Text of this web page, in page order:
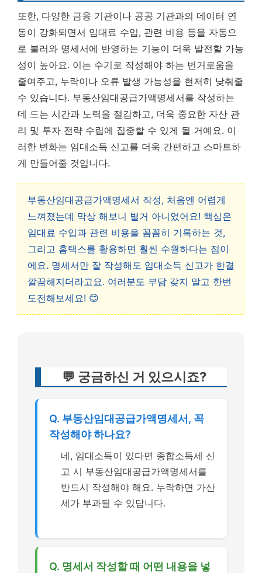
또한, 다양한 금융 기관이나 공공 기관과의 데이터 연
동이 강화되면서 임대료 수입, 관련 비용 등을 자동으
로 불러와 명세서에 반영하는 기능이 더욱 발전할 가능
성이 높아요. 이는 수기로 작성해야 하는 번거로움을
줄여주고, 누락이나 오류 발생 가능성을 현저히 낮춰줄
수 있습니다. 부동산임대공급가액명세서를 작성하는
데 드는 시간과 노력을 절감하고, 더욱 중요한 자산 관
리 및 투자 전략 수립에 집중할 수 있게 될 거예요. 이
러한 변화는 임대소득 신고를 더욱 간편하고 스마트하
게 만들어줄 것입니다.
부동산임대공급가액명세서 작성, 처음엔 어렵게
느껴졌는데 막상 해보니 별거 아니었어요! 핵심은
임대료 수입과 관련 비용을 꼼꼼히 기록하는 것,
그리고 홈택스를 활용하면 훨씬 수월하다는 점이
에요. 명세서만 잘 작성해도 임대소득 신고가 한결
깔끔해지더라고요. 여러분도 부담 갖지 말고 한번
도전해보세요! 😊
💬 궁금하신 거 있으시죠?
Q. 부동산임대공급가액명세서, 꼭
작성해야 하나요?
네, 임대소득이 있다면 종합소득세 신
고 시 부동산임대공급가액명세서를
반드시 작성해야 해요. 누락하면 가산
세가 부과될 수 있답니다.
Q. 명세서 작성할 때 어떤 내용을 넣